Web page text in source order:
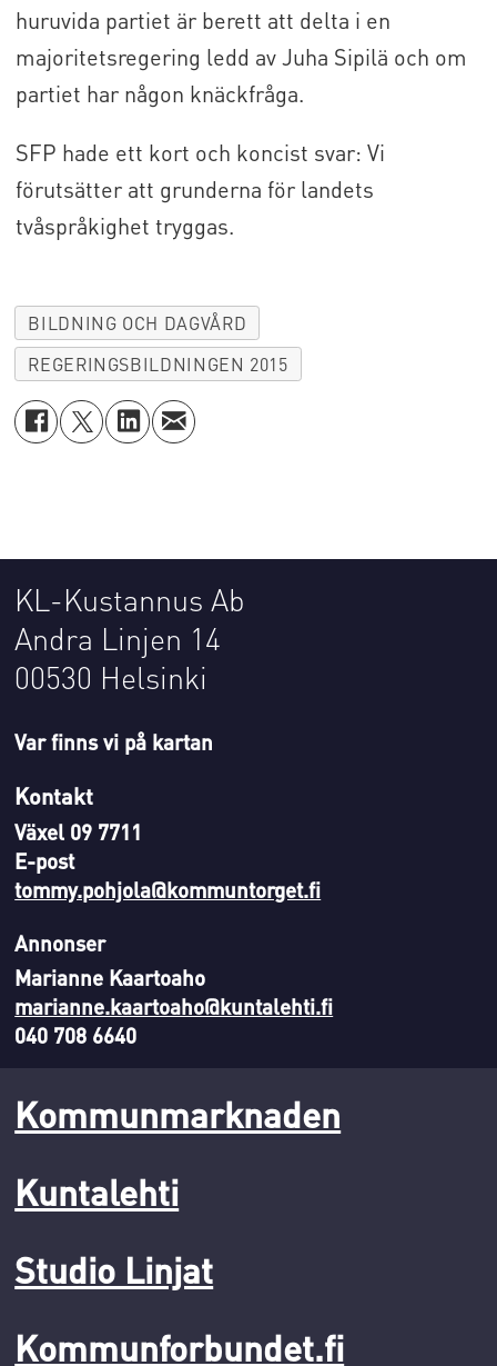
huruvida partiet är berett att delta i en
majoritetsregering ledd av Juha Sipilä och om
partiet har någon knäckfråga.
SFP hade ett kort och koncist svar: Vi
förutsätter att grunderna för landets
tvåspråkighet tryggas.
BILDNING OCH DAGVÅRD
REGERINGSBILDNINGEN 2015
KL-Kustannus Ab
Andra Linjen 14
00530 Helsinki
Var finns vi på kartan
Kontakt
Växel 09 7711
E-post
tommy.pohjola@kommuntorget.fi
Annonser
Marianne Kaartoaho
marianne.kaartoaho@kuntalehti.fi
040 708 6640
Kommunmarknaden
Kuntalehti
Studio Linjat
Kommunforbundet.fi